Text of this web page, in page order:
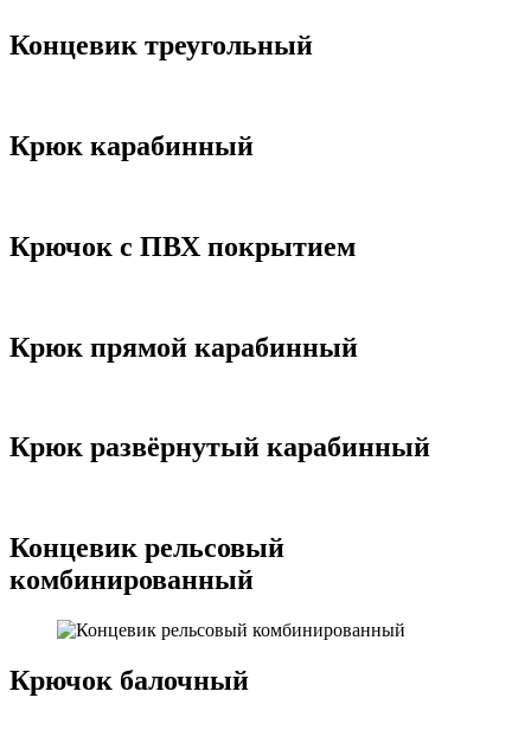
Концевик треугольный
Крюк карабинный
Крючок с ПВХ покрытием
Крюк прямой карабинный
Крюк развёрнутый карабинный
Концевик рельсовый
комбинированный
Крючок балочный